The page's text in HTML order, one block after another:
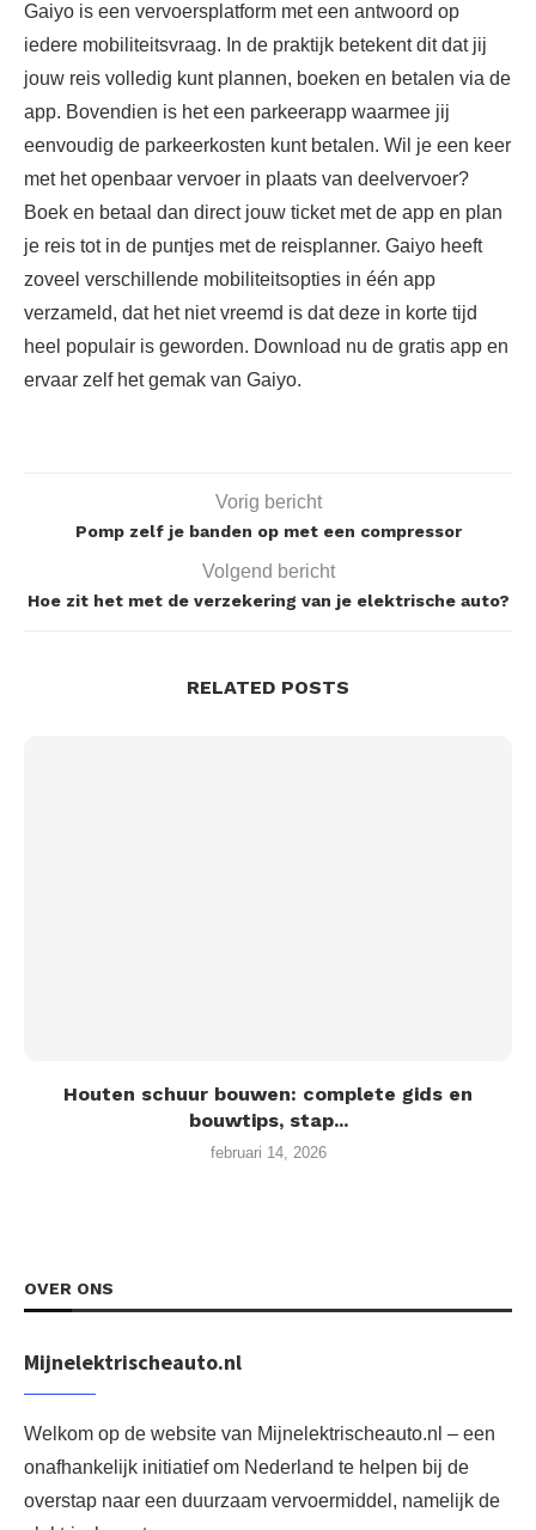
Gaiyo is een vervoersplatform met een antwoord op
iedere mobiliteitsvraag. In de praktijk betekent dit dat jij
jouw reis volledig kunt plannen, boeken en betalen via de
app. Bovendien is het een parkeerapp waarmee jij
eenvoudig de parkeerkosten kunt betalen. Wil je een keer
met het openbaar vervoer in plaats van deelvervoer?
Boek en betaal dan direct jouw ticket met de app en plan
je reis tot in de puntjes met de reisplanner. Gaiyo heeft
zoveel verschillende mobiliteitsopties in één app
verzameld, dat het niet vreemd is dat deze in korte tijd
heel populair is geworden. Download nu de gratis app en
ervaar zelf het gemak van Gaiyo.
Vorig bericht
Pomp zelf je banden op met een compressor
Volgend bericht
Hoe zit het met de verzekering van je elektrische auto?
RELATED POSTS
Houten schuur bouwen: complete gids en
bouwtips, stap...
februari 14, 2026
OVER ONS
Mijnelektrischeauto.nl
Welkom op de website van Mijnelektrischeauto.nl – een
onafhankelijk initiatief om Nederland te helpen bij de
overstap naar een duurzaam vervoermiddel, namelijk de